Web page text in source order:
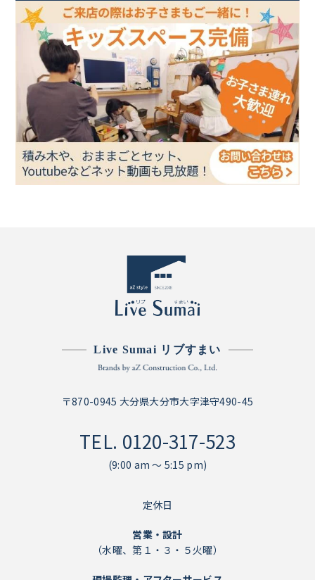
Live Sumai リブすまい
〒870-0945 大分県大分市大字津守490-45
TEL. 0120-317-523
(9:00 am ～ 5:15 pm)
定休日
営業・設計
（水曜、第１・３・５火曜）